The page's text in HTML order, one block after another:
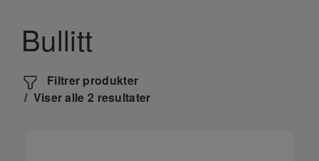
Bullitt
Filtrer produkter
Viser alle 2 resultater